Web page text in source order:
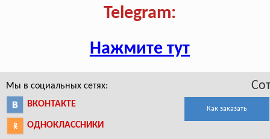
Telegram:
Нажмите тут
Мы в социальных сетях:
ВКОНТАКТЕ
ОДНОКЛАССНИКИ
Как заказать